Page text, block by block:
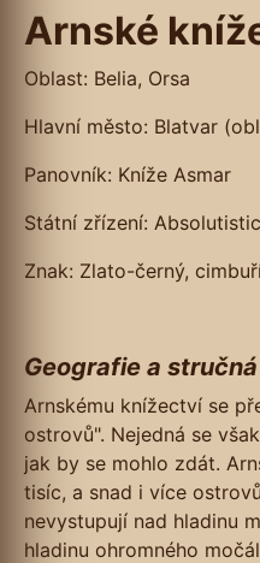
Arnské
Oblast: Belia, Orsa
Hlavní město: Blatvar
Panovník: Kníže Asmar
Státní zřízení:
Znak: Zlato-černý,
Geografie a
Arnskému knížectví se
ostrovů". Nejedná se
jak by se mohlo zdát.
tisíc, a snad i více
nevystupují nad hladinu
hladinu ohromného